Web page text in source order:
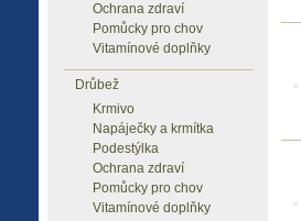
Ochrana zdraví
Pomůcky pro chov
Vitamínové doplňky
Drůbež
Krmivo
Napáječky a krmítka
Podestýlka
Ochrana zdraví
Pomůcky pro chov
Vitamínové doplňky